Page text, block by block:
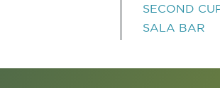
SECOND
SALA BAR